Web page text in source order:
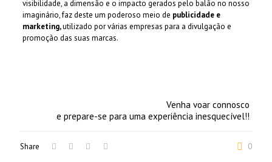
visibilidade, a dimensão e o impacto gerados pelo balão no nosso
imaginário, faz deste um poderoso meio de publicidade e
marketing,utilizado por várias empresas para a divulgação e
promoção das suas marcas.
Venha voar connosco
e prepare-se para uma experiência inesquecível!!
Share 0